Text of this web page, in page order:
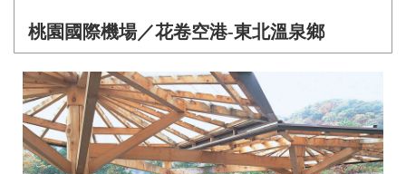
桃園國際機場／花卷空港-東北溫泉鄉